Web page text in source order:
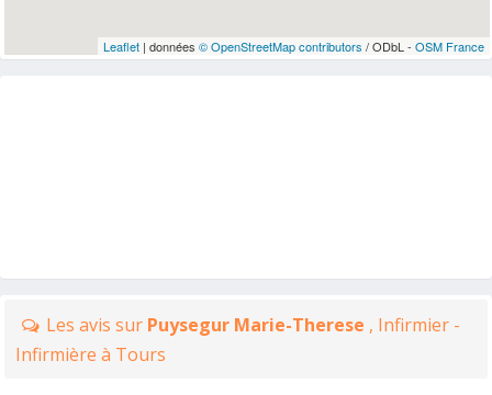
Leaflet| données © OpenStreetMap contributors / ODbL - OSM France
Les avis sur Puysegur Marie-Therese , Infirmier -
Infirmière à Tours